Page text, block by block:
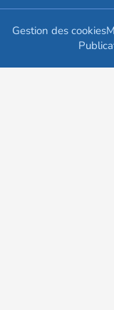
Gestion des cookies